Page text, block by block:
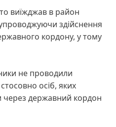
виїжджав в район
здійснення
кордону, у тому
не проводили
осіб, яких
через державний кордон